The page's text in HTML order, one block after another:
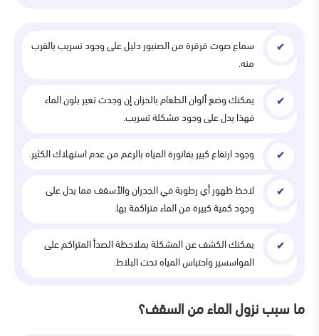
سماع صوت قرقرة من الصنبور دليل على وجود تسريب بالقرب
منه.
يمكنك وضع ألوان الطعام بالخزان إن وجدت تغير بلون الماء
فهذا يدل على وجود مشكلة تسريب.
وجود ارتفاع كبير بفاتورة المياه بالرغم من عدم استهلاك الكثير.
لاحظ ظهور أي رطوبة في الجدران والأسقف مما يدل على
وجود كمية كبيرة من الماء متراكمة بها.
يمكنك الكشف عن المشكلة بملاحظة الصدأ المتراكم على
المواسسير واحتباس المياه تحت البلاط.
ما سبب نزول الماء من السقف؟